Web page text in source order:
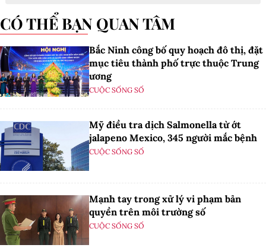
CÓ THỂ BẠN QUAN TÂM
Bắc Ninh công bố quy hoạch đô thị, đặt
mục tiêu thành phố trực thuộc Trung
ương
CUỘC SỐNG SỐ
Mỹ điều tra dịch Salmonella từ ớt
jalapeno Mexico, 345 người mắc bệnh
CUỘC SỐNG SỐ
Mạnh tay trong xử lý vi phạm bản
quyền trên môi trường số
CUỘC SỐNG SỐ